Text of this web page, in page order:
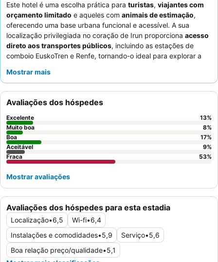
Este hotel é uma escolha prática para turistas, viajantes com
orçamento limitado e aqueles com animais de estimação,
oferecendo uma base urbana funcional e acessível. A sua
localização privilegiada no coração de Irun proporciona acesso
direto aos transportes públicos, incluindo as estações de
comboio EuskoTren e Renfe, tornando-o ideal para explorar a
umambiente que aceita animais de estimação
hóspedes elogiam consistentemente os
receçãopela sua prestabilidade e eficiência, e o pequeno-
almoço, embora simples, é apreciado pela sua conveniência e
valor. Para uma experiência mais tranquila, considere pedir um
quarto que não esteja virado para as linhas de comboio.
Mostrar mais
Avaliações dos hóspedes para esta estadia
Localização•6,5 Wi-fi•6,4
Instalações e comodidades•5,9 Serviço•5,6
Boa relação preço/qualidade•5,1
Avaliações dos hóspedes
Excelente 13%
Muito boa
8%
Boa
17%
Aceitável
9%
Fraca
53%
Mostrar avaliações